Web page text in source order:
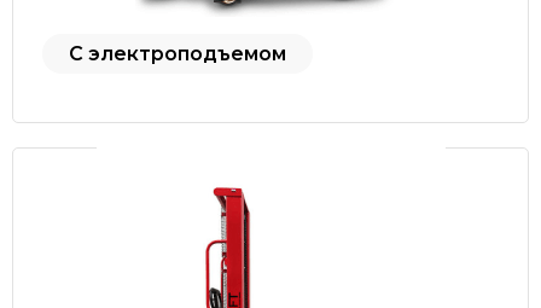
С электроподъемом